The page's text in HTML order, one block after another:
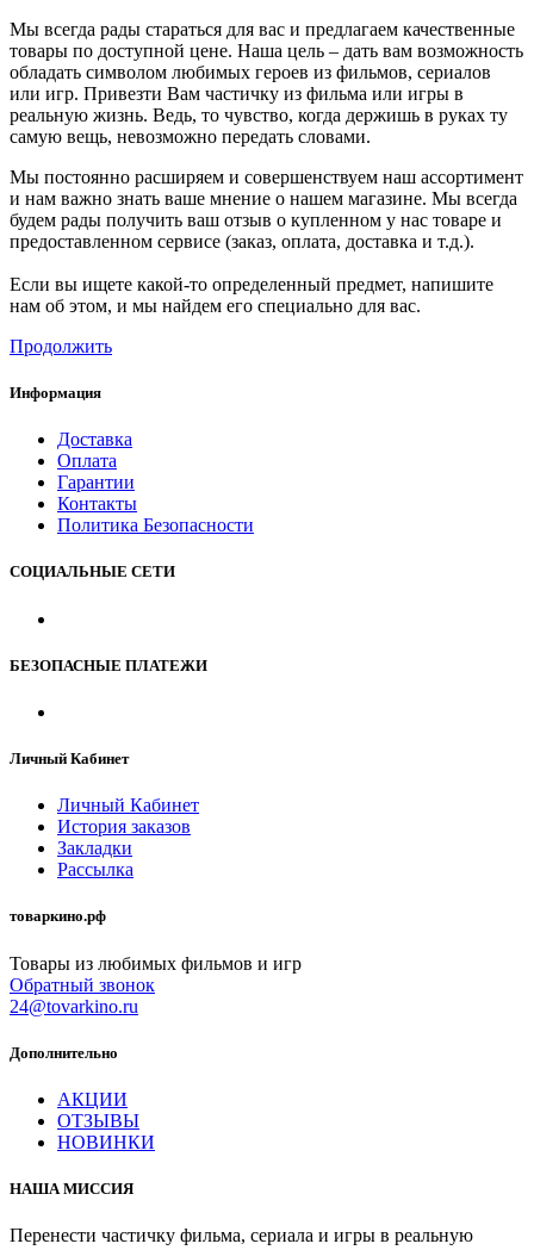
Мы всегда рады стараться для вас и предлагаем качественные
товары по доступной цене. Наша цель – дать вам возможность
обладать символом любимых героев из фильмов, сериалов
или игр. Привезти Вам частичку из фильма или игры в
реальную жизнь. Ведь, то чувство, когда держишь в руках ту
самую вещь, невозможно передать словами.
Мы постоянно расширяем и совершенствуем наш ассортимент
и нам важно знать ваше мнение о нашем магазине. Мы всегда
будем рады получить ваш отзыв о купленном у нас товаре и
предоставленном сервисе (заказ, оплата, доставка и т.д.).
Если вы ищете какой-то определенный предмет, напишите
нам об этом, и мы найдем его специально для вас.
Продолжить
Информация
Доставка
Оплата
Гарантии
Контакты
Политика Безопасности
СОЦИАЛЬНЫЕ СЕТИ
БЕЗОПАСНЫЕ ПЛАТЕЖИ
Личный Кабинет
Личный Кабинет
История заказов
Закладки
Рассылка
товаркино.рф
Товары из любимых фильмов и игр
Обратный звонок
24@tovarkino.ru
Дополнительно
АКЦИИ
ОТЗЫВЫ
НОВИНКИ
НАША МИССИЯ
Перенести частичку фильма, сериала и игры в реальную